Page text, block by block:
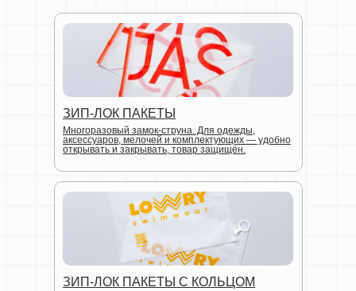
ЗИП-ЛОК ПАКЕТЫ С КОЛЬЦОМ
ЗИП-ЛОК ПАКЕТЫ
Многоразовый замок-струна. Для одежды,
аксессуаров, мелочей и комплектующих — удобно
открывать и закрывать, товар защищён.